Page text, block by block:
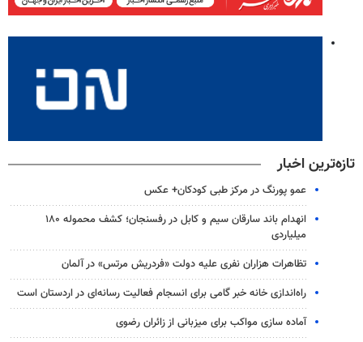
تازه‌ترین اخبار
عمو پورنگ در مرکز طبی کودکان+ عکس
انهدام باند سارقان سیم و کابل در رفسنجان؛ کشف محموله ۱۸۰
میلیاردی
تظاهرات هزاران نفری علیه دولت «فردریش مرتس» در آلمان
راه‌اندازی خانه خبر گامی برای انسجام فعالیت رسانه‌ای در اردستان است
آماده سازی مواکب برای میزبانی از زائران رضوی